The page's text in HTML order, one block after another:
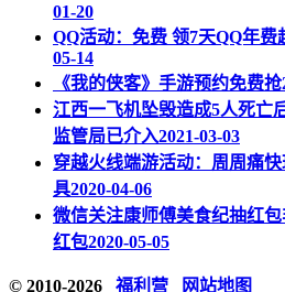
01-20
QQ活动：免费 领7天QQ年
05-14
《我的侠客》手游预约免费抢
江西一飞机坠毁造成5人死亡
监管局已介入2021-03-03
穿越火线端游活动：周周痛
具2020-04-06
微信关注康师傅美食纪抽红
红包2020-05-05
© 2010-2026 福利营 网站地图